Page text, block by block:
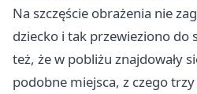
Na szczęście obrażenia nie
dziecko i tak przewieziono do
też, że w pobliżu znajdowały
podobne miejsca, z czego